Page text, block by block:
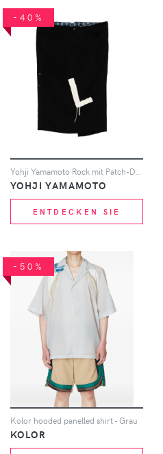
-40%
YOHJI YAMAMOTO
ENTDECKEN SIE
-50%
Kolor hooded panelled shirt - Grau
KOLOR